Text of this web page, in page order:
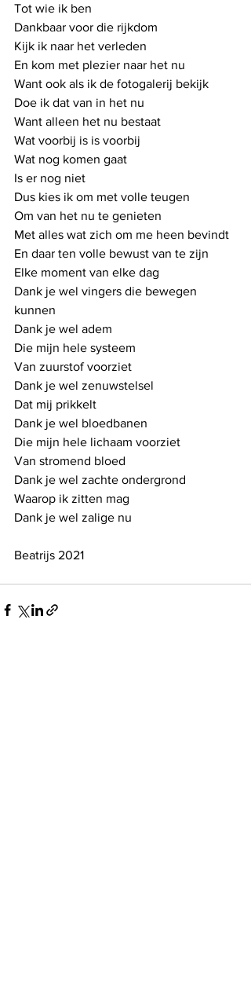
Tot wie ik ben
Dankbaar voor die rijkdom
Kijk ik naar het verleden
En kom met plezier naar het nu
Want ook als ik de fotogalerij bekijk
Doe ik dat van in het nu
Want alleen het nu bestaat
Wat voorbij is is voorbij
Wat nog komen gaat
Is er nog niet
Dus kies ik om met volle teugen
Om van het nu te genieten
Met alles wat zich om me heen bevindt
En daar ten volle bewust van te zijn
Elke moment van elke dag
Dank je wel vingers die bewegen
kunnen
Dank je wel adem
Die mijn hele systeem
Van zuurstof voorziet
Dank je wel zenuwstelsel
Dat mij prikkelt
Dank je wel bloedbanen
Die mijn hele lichaam voorziet
Van stromend bloed
Dank je wel zachte ondergrond
Waarop ik zitten mag
Dank je wel zalige nu
Beatrijs 2021